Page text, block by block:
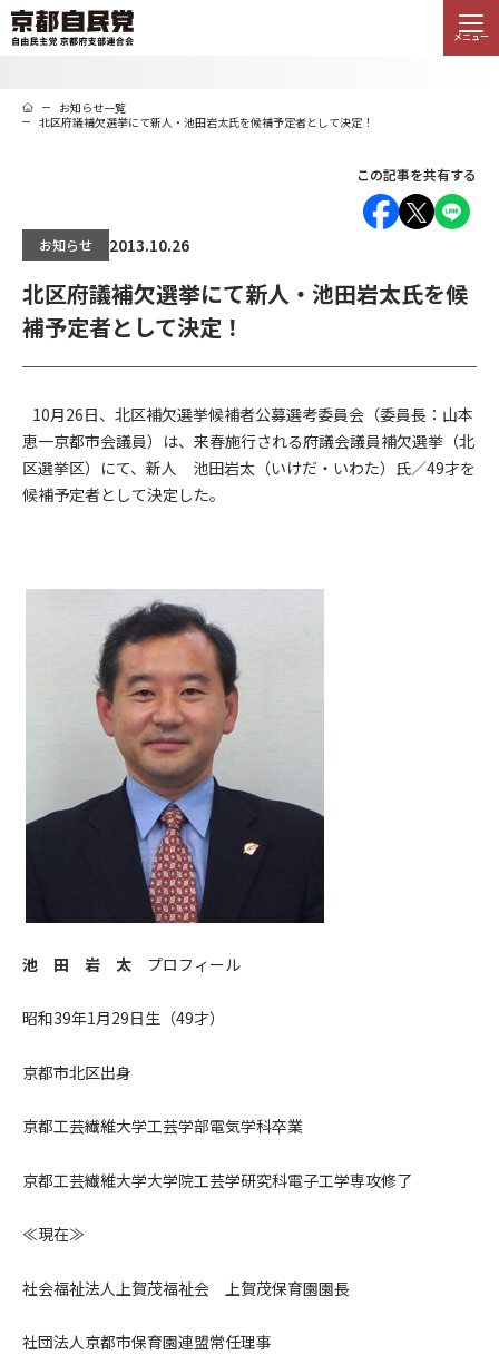
メニュー
お知らせ一覧
北区府議補欠選挙にて新人・池田岩太氏を候補予定者として決定！
お知らせ 2013.10.26
この記事を共有する
北区府議補欠選挙にて新人・池田岩太氏を候
補予定者として決定！
10月26日、北区補欠選挙候補者公募選考委員会（委員長：山本
恵一京都市会議員）は、来春施行される府議会議員補欠選挙（北
区選挙区）にて、新人 池田岩太（いけだ・いわた）氏／49才を
候補予定者として決定した。
池 田 岩 太 プロフィール
昭和39年1月29日生（49才）
京都市北区出身
京都工芸繊維大学工芸学部電気学科卒業
京都工芸繊維大学大学院工芸学研究科電子工学専攻修了
≪現在≫
社会福祉法人上賀茂福祉会 上賀茂保育園園長
社団法人京都市保育園連盟常任理事